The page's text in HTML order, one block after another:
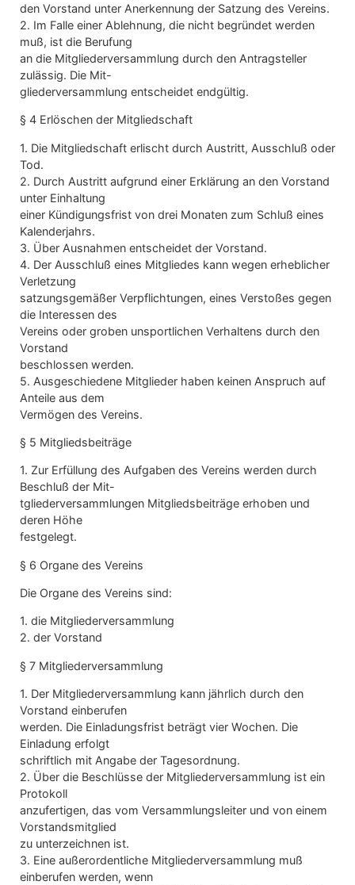
den Vorstand unter Anerkennung der Satzung des Vereins.
2. Im Falle einer Ablehnung, die nicht begründet werden
muß, ist die Berufung
an die Mitgliederversammlung durch den Antragsteller
zulässig. Die Mit-
gliederversammlung entscheidet endgültig.
§ 4 Erlöschen der Mitgliedschaft
1. Die Mitgliedschaft erlischt durch Austritt, Ausschluß oder
Tod.
2. Durch Austritt aufgrund einer Erklärung an den Vorstand
unter Einhaltung
einer Kündigungsfrist von drei Monaten zum Schluß eines
Kalenderjahrs.
3. Über Ausnahmen entscheidet der Vorstand.
4. Der Ausschluß eines Mitgliedes kann wegen erheblicher
Verletzung
satzungsgemäßer Verpflichtungen, eines Verstoßes gegen
die Interessen des
Vereins oder groben unsportlichen Verhaltens durch den
Vorstand
beschlossen werden.
5. Ausgeschiedene Mitglieder haben keinen Anspruch auf
Anteile aus dem
Vermögen des Vereins.
§ 5 Mitgliedsbeiträge
1. Zur Erfüllung des Aufgaben des Vereins werden durch
Beschluß der Mit-
tgliederversammlungen Mitgliedsbeiträge erhoben und
deren Höhe
festgelegt.
§ 6 Organe des Vereins
Die Organe des Vereins sind:
1. die Mitgliederversammlung
2. der Vorstand
§ 7 Mitgliederversammlung
1. Der Mitgliederversammlung kann jährlich durch den
Vorstand einberufen
werden. Die Einladungsfrist beträgt vier Wochen. Die
Einladung erfolgt
schriftlich mit Angabe der Tagesordnung.
2. Über die Beschlüsse der Mitgliederversammlung ist ein
Protokoll
anzufertigen, das vom Versammlungsleiter und von einem
Vorstandsmitglied
zu unterzeichnen ist.
3. Eine außerordentliche Mitgliederversammlung muß
einberufen werden, wenn